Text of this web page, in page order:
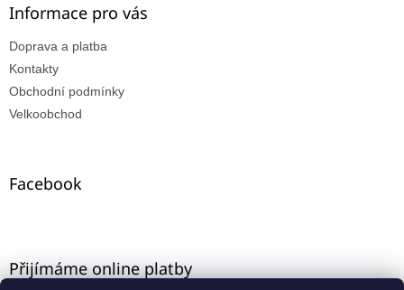
Informace pro vás
Doprava a platba
Kontakty
Obchodní podmínky
Velkoobchod
Facebook
Přijímáme online platby